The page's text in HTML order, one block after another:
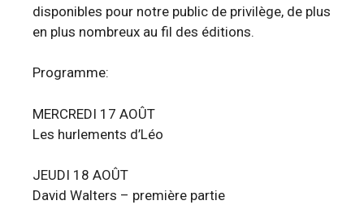
disponibles pour notre public de privilège, de plus
en plus nombreux au fil des éditions.
Programme:
MERCREDI 17 AOÛT
Les hurlements d’Léo
JEUDI 18 AOÛT
David Walters – première partie